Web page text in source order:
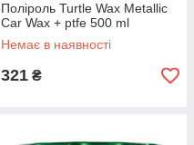
Поліроль Turtle Wax Metallic
Car Wax + ptfe 500 ml
Немає в наявності
321 ₴